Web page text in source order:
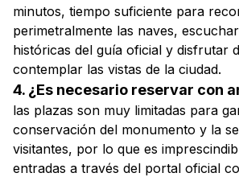
minutos, tiempo suficiente para
perimetralmente las naves,
históricas del guía oficial y disfrutar
contemplar las vistas de la ciudad.
4. ¿Es necesario reservar con
las plazas son muy limitadas para
conservación del monumento y la
visitantes, por lo que es
entradas a través del portal oficial